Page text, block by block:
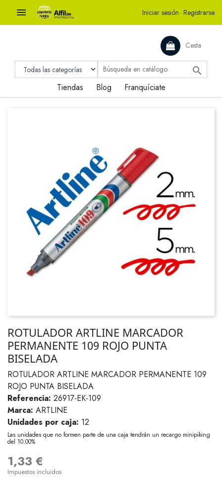
 Iniciar sesión · Registrarse
Cesta

Tiendas Blog Franquíciate
ROTULADOR ARTLINE MARCADOR
PERMANENTE 109 ROJO PUNTA
BISELADA
ROTULADOR ARTLINE MARCADOR PERMANENTE 109
ROJO PUNTA BISELADA
Referencia: 26917-EK-109
Marca: ARTLINE
Unidades por caja: 12
Las unidades que no formen parte de una caja tendrán un recargo minipiking
del 10.00%
1,33 €
Impuestos incluidos